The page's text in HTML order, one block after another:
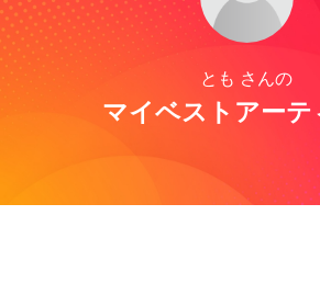
とも さんの
マイベストアーテ